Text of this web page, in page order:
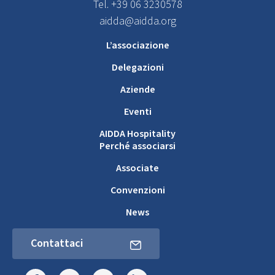
Tel. +39 06 3230578
aidda@aidda.org
L’associazione
Delegazioni
Aziende
Eventi
AIDDA Hospitality
Perché associarsi
Associate
Convenzioni
News
Contattaci